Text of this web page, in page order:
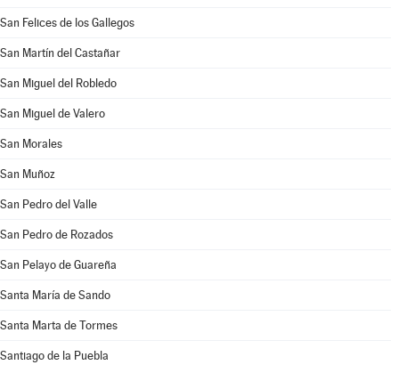
San Felices de los Gallegos
San Martín del Castañar
San Miguel del Robledo
San Miguel de Valero
San Morales
San Muñoz
San Pedro del Valle
San Pedro de Rozados
San Pelayo de Guareña
Santa María de Sando
Santa Marta de Tormes
Santiago de la Puebla